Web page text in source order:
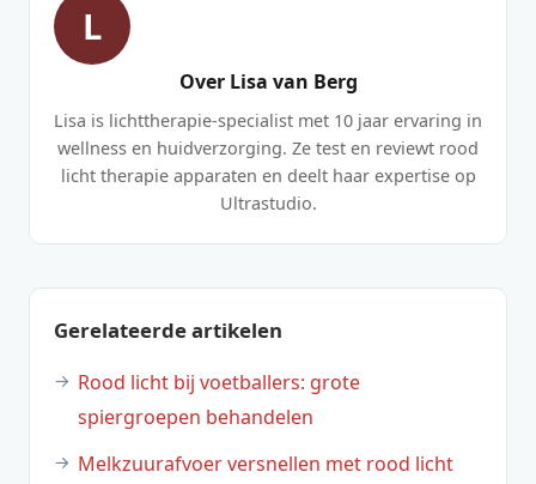
L
Over Lisa van Berg
Lisa is lichttherapie-specialist met 10 jaar ervaring in
wellness en huidverzorging. Ze test en reviewt rood
licht therapie apparaten en deelt haar expertise op
Ultrastudio.
Gerelateerde artikelen
Rood licht bij voetballers: grote
spiergroepen behandelen
Melkzuurafvoer versnellen met rood licht